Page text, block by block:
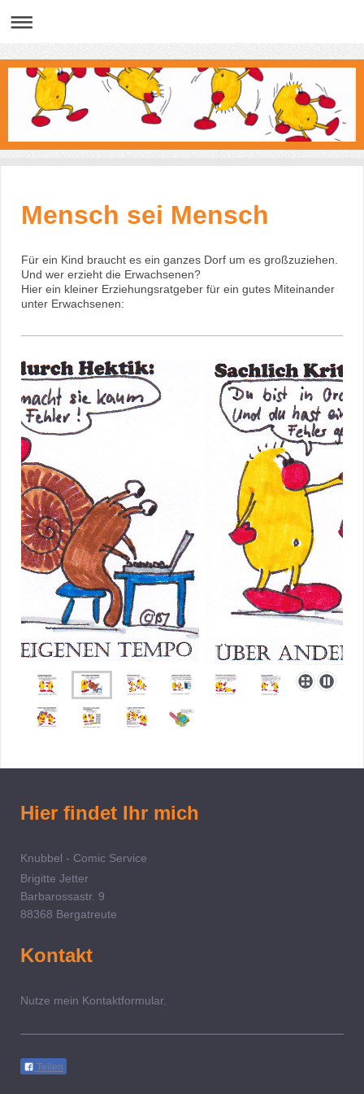
Mensch sei Mensch
Für ein Kind braucht es ein ganzes Dorf um es großzuziehen.
Und wer erzieht die Erwachsenen?
Hier ein kleiner Erziehungsratgeber für ein gutes Miteinander
unter Erwachsenen:
Hier findet Ihr mich
Knubbel - Comic Service
Brigitte Jetter
Barbarossastr. 9
88368 Bergatreute
Kontakt
Nutze mein Kontaktformular.
Teilen